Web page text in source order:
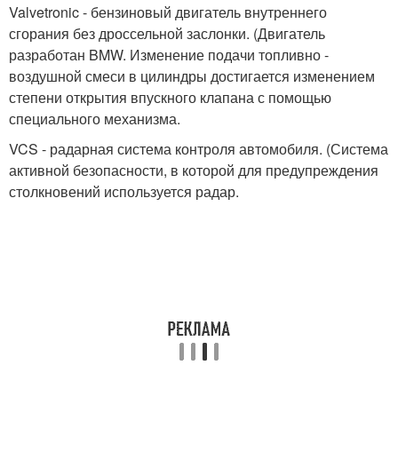
Valvetronic - бензиновый двигатель внутреннего
сгорания без дроссельной заслонки. (Двигатель
разработан BMW. Изменение подачи топливно -
воздушной смеси в цилиндры достигается изменением
степени открытия впускного клапана с помощью
специального механизма.
VCS - радарная система контроля автомобиля. (Система
активной безопасности, в которой для предупреждения
столкновений используется радар.